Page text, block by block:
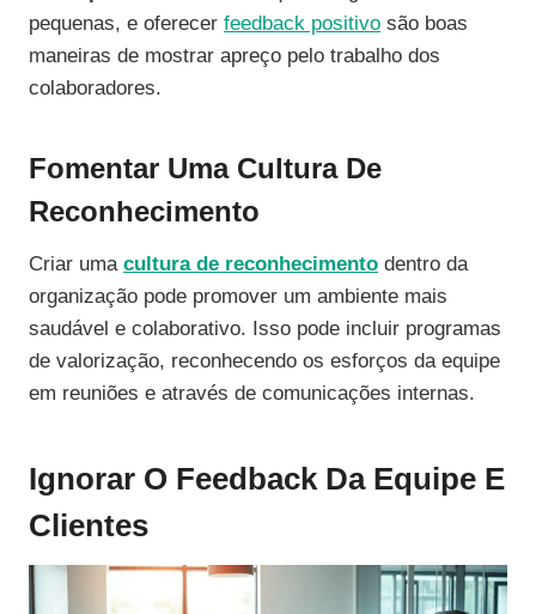
pequenas, e oferecer feedback positivo são boas
maneiras de mostrar apreço pelo trabalho dos
colaboradores.
Fomentar Uma Cultura De
Reconhecimento
Criar uma cultura de reconhecimento dentro da
organização pode promover um ambiente mais
saudável e colaborativo. Isso pode incluir programas
de valorização, reconhecendo os esforços da equipe
em reuniões e através de comunicações internas.
Ignorar O Feedback Da Equipe E
Clientes